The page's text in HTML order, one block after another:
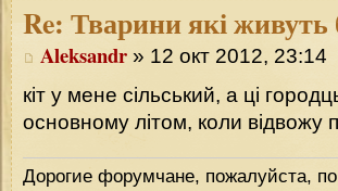
Re: Тварини які живуть
Aleksandr » 12 окт 2012, 23:14
кіт у мене сільський, а ці
основному літом, коли відвожу
Дорогие форумчане, пожалуйста,